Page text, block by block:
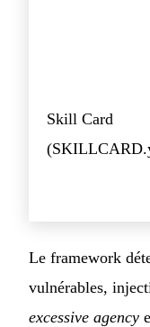
Skill Card
Le framework
vulnérables,
excessive agency